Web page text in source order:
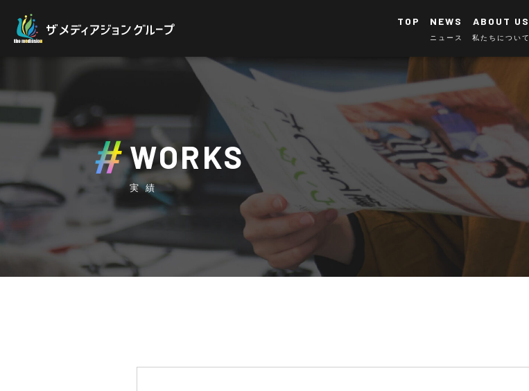
TOP NEWS
ニュース
ABOUT US
私たちについて
WORKS
実績